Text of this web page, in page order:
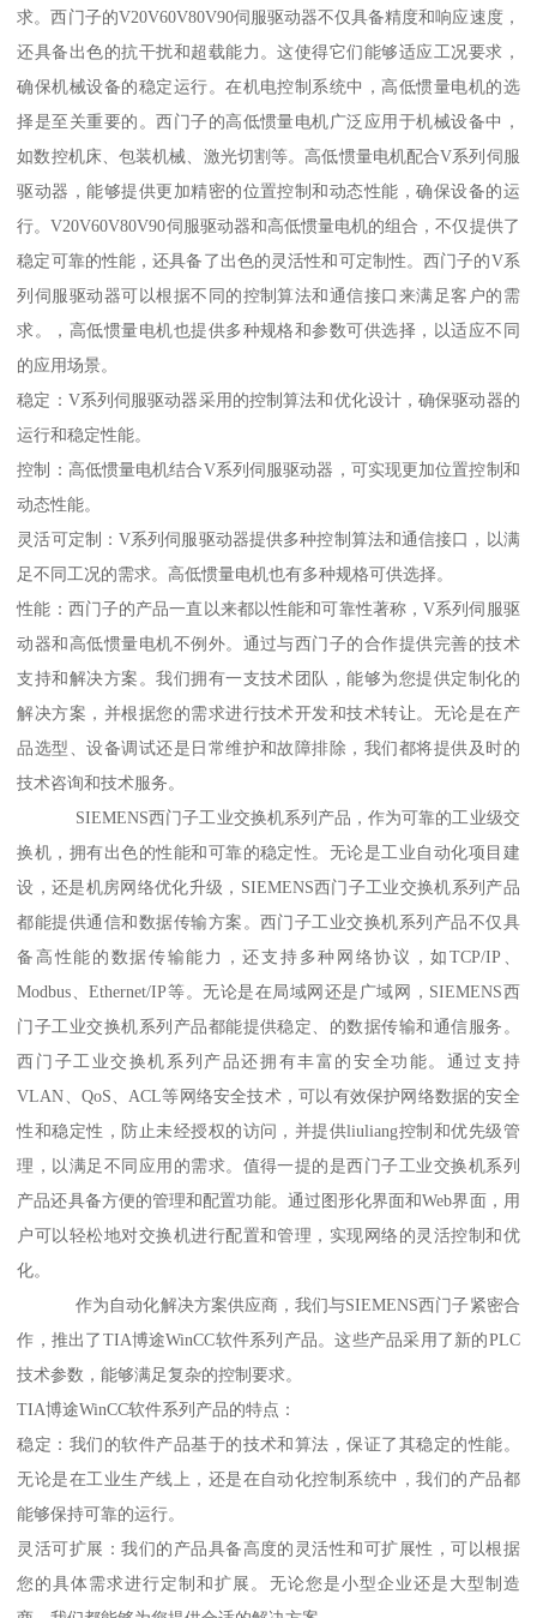
求。西门子的V20V60V80V90伺服驱动器不仅具备精度和响应速度，
还具备出色的抗干扰和超载能力。这使得它们能够适应工况要求，
确保机械设备的稳定运行。在机电控制系统中，高低惯量电机的选
择是至关重要的。西门子的高低惯量电机广泛应用于机械设备中，
如数控机床、包装机械、激光切割等。高低惯量电机配合V系列伺服
驱动器，能够提供更加精密的位置控制和动态性能，确保设备的运
行。V20V60V80V90伺服驱动器和高低惯量电机的组合，不仅提供了
稳定可靠的性能，还具备了出色的灵活性和可定制性。西门子的V系
列伺服驱动器可以根据不同的控制算法和通信接口来满足客户的需
求。，高低惯量电机也提供多种规格和参数可供选择，以适应不同
的应用场景。
稳定：V系列伺服驱动器采用的控制算法和优化设计，确保驱动器的
运行和稳定性能。
控制：高低惯量电机结合V系列伺服驱动器，可实现更加位置控制和
动态性能。
灵活可定制：V系列伺服驱动器提供多种控制算法和通信接口，以满
足不同工况的需求。高低惯量电机也有多种规格可供选择。
性能：西门子的产品一直以来都以性能和可靠性著称，V系列伺服驱
动器和高低惯量电机不例外。通过与西门子的合作提供完善的技术
支持和解决方案。我们拥有一支技术团队，能够为您提供定制化的
解决方案，并根据您的需求进行技术开发和技术转让。无论是在产
品选型、设备调试还是日常维护和故障排除，我们都将提供及时的
技术咨询和技术服务。
SIEMENS西门子工业交换机系列产品，作为可靠的工业级交
换机，拥有出色的性能和可靠的稳定性。无论是工业自动化项目建
设，还是机房网络优化升级，SIEMENS西门子工业交换机系列产品
都能提供通信和数据传输方案。西门子工业交换机系列产品不仅具
备高性能的数据传输能力，还支持多种网络协议，如TCP/IP、
Modbus、Ethernet/IP等。无论是在局域网还是广域网，SIEMENS西
门子工业交换机系列产品都能提供稳定、的数据传输和通信服务。
西门子工业交换机系列产品还拥有丰富的安全功能。通过支持
VLAN、QoS、ACL等网络安全技术，可以有效保护网络数据的安全
性和稳定性，防止未经授权的访问，并提供liuliang控制和优先级管
理，以满足不同应用的需求。值得一提的是西门子工业交换机系列
产品还具备方便的管理和配置功能。通过图形化界面和Web界面，用
户可以轻松地对交换机进行配置和管理，实现网络的灵活控制和优
化。
作为自动化解决方案供应商，我们与SIEMENS西门子紧密合
作，推出了TIA博途WinCC软件系列产品。这些产品采用了新的PLC
技术参数，能够满足复杂的控制要求。
TIA博途WinCC软件系列产品的特点：
稳定：我们的软件产品基于的技术和算法，保证了其稳定的性能。
无论是在工业生产线上，还是在自动化控制系统中，我们的产品都
能够保持可靠的运行。
灵活可扩展：我们的产品具备高度的灵活性和可扩展性，可以根据
您的具体需求进行定制和扩展。无论您是小型企业还是大型制造